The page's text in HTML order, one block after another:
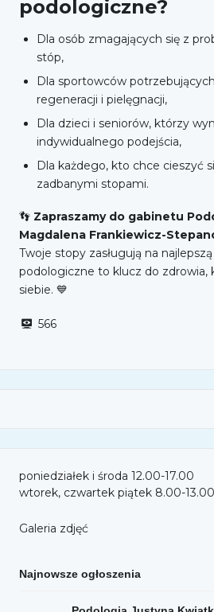
podologiczne?
Dla osób zmagających się z
stóp,
Dla sportowców
regeneracji i pielęgnacji,
Dla dzieci i seniorów, którzy
indywidualnego podejścia,
Dla każdego, kto chce cieszyć
zadbanymi stopami.
👣 Zapraszamy do gabinetu
Magdalena Frankiewicz-
Twoje stopy zasługują na
podologiczne to klucz do zdrowia,
siebie. 💙
566
poniedziałek i środa 12.00-17.00
wtorek, czwartek piątek 8.00-13.00
Galeria zdjęć
Najnowsze ogłoszenia